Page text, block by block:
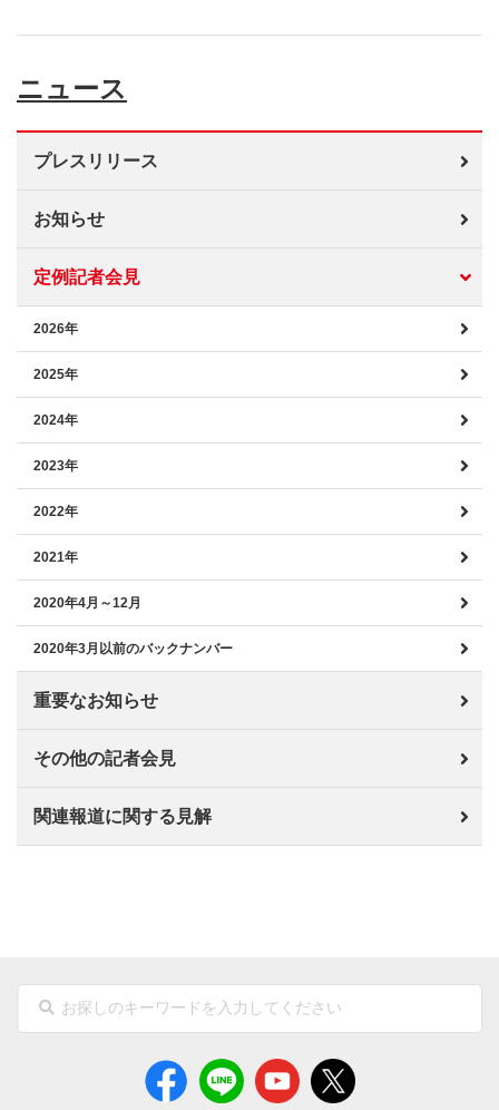
ニュース
プレスリリース
お知らせ
定例記者会見
2026年
2025年
2024年
2023年
2022年
2021年
2020年4月～12月
2020年3月以前のバックナンバー
重要なお知らせ
その他の記者会見
関連報道に関する見解